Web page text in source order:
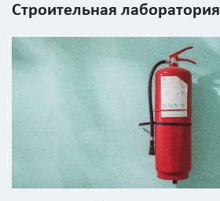
Строительная лаборатория